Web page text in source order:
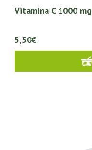
Vitamina C 1000 mg
5,50€